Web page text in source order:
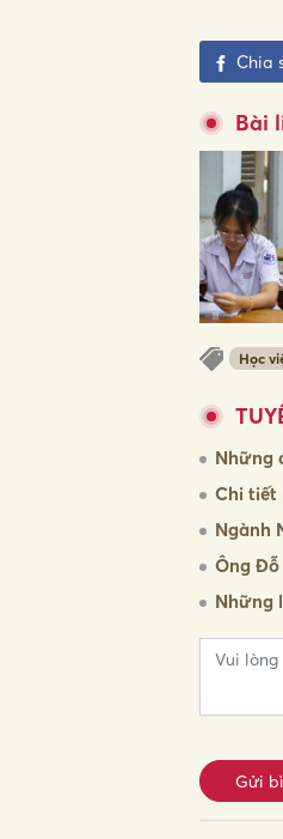
Chia
Bài
Học
Những
Chi tiết
Ngành
Ông Đỗ
Những
Gửi